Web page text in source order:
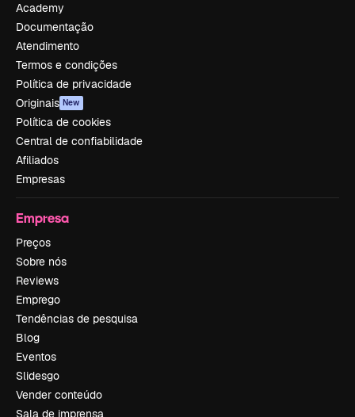
Academy
Documentação
Atendimento
Termos e condições
Política de privacidade
Originais New
Política de cookies
Central de confiabilidade
Afiliados
Empresas
Empresa
Preços
Sobre nós
Reviews
Emprego
Tendências de pesquisa
Blog
Eventos
Slidesgo
Vender conteúdo
Sala de imprensa